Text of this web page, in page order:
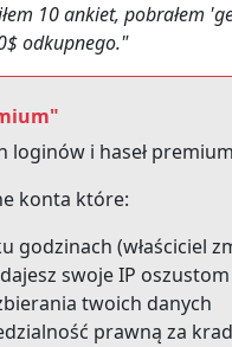
10 ankiet, pobrałem
odkupnego."
loginów i haseł
konta które:
godzinach (właściciel
swoje IP oszustom
twoich danych
prawną za